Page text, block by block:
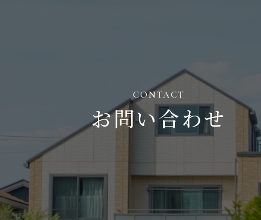
CONTACT
お問い合わせ